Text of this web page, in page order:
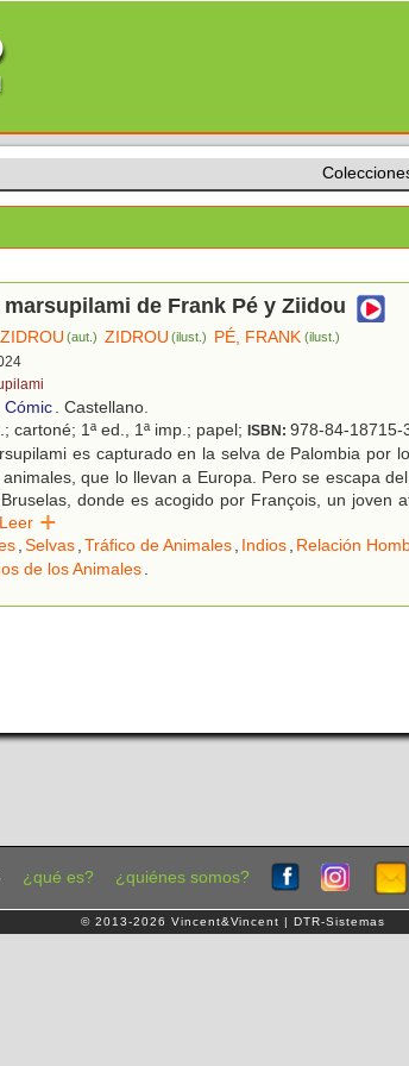
de Frank Pé y Ziidou
ZIDROU (aut.) ZIDROU (ilust.) PÉ, FRANK (ilust.)
Cómic. Castellano.
cartoné; 1ª ed., 1ª imp.; papel; ISBN: 978-84-18715-
es capturado en la selva de Palombia por
que lo llevan a Europa. Pero se escapa
donde es acogido por François, un joven
Leer
,Selvas,Tráfico de Animales, Indios, Relación
de los Animales.
¿qué es? ¿quiénes somos?
© 2013-2026 Vincent&Vincent | DTR-Sistemas